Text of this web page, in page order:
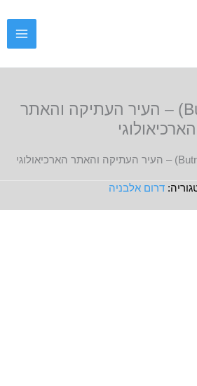
בוטרינט (Butrint) – העיר העתיקה והאתר
הארכיאולוגי
דרום אלבניה